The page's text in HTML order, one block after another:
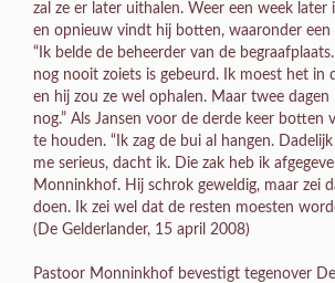
zal ze er later uithalen. Weer een week later
en opnieuw vindt hij botten, waaronder een
“Ik belde de beheerder van de
nog nooit zoiets is gebeurd. Ik moest het in
en hij zou ze wel ophalen. Maar twee dagen
nog.” Als Jansen voor de derde keer botten
te houden. “Ik zag de bui al hangen.
me serieus, dacht ik. Die zak heb ik
Monninkhof. Hij schrok geweldig, maar zei
doen. Ik zei wel dat de resten moesten
(De Gelderlander, 15 april 2008)
Pastoor Monninkhof bevestigt tegenover